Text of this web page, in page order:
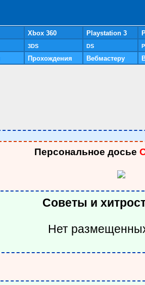
Xbox 360 Playstation 3
3DS DS
Прохождения Вебмастеру
Персональное досье
Советы и
Нет